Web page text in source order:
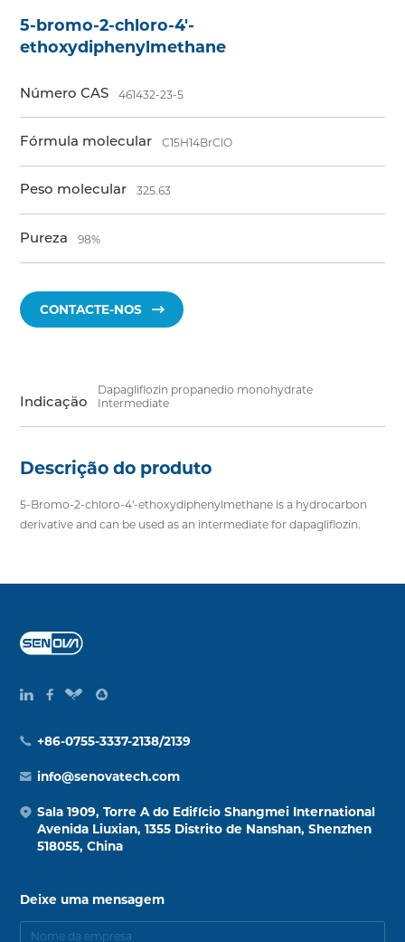
5-bromo-2-chloro-4'-
ethoxydiphenylmethane
Número CAS 461432-23-5
Fórmula molecular C15H14BrClO
Peso molecular 325.63
Pureza 98%
CONTACTE-NOS
Indicação
Dapagliflozin propanedio monohydrate
Intermediate
Descrição do produto
5-Bromo-2-chloro-4'-ethoxydiphenylmethane is a hydrocarbon
derivative and can be used as an intermediate for dapagliflozin.
+86-0755-3337-2138/2139
info@senovatech.com
Sala 1909, Torre A do Edifício Shangmei International
Avenida Liuxian, 1355 Distrito de Nanshan, Shenzhen
518055, China
Deixe uma mensagem